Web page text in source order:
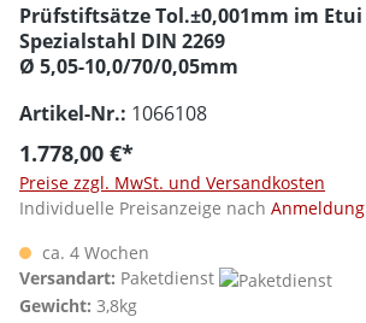
Prüfstiftsätze Tol.±0,001mm im Etui
Spezialstahl DIN 2269
Ø 5,05-10,0/70/0,05mm
Artikel-Nr.: 1066108
1.778,00 €*
Preise zzgl. MwSt. und Versandkosten
Individuelle Preisanzeige nach Anmeldung
ca. 4 Wochen
Versandart: Paketdienst
Gewicht: 3,8kg